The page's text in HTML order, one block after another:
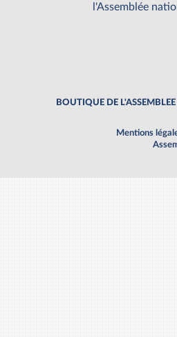
l'Assemblée
BOUTIQUE DE L'ASSEMBLEE
Mentions